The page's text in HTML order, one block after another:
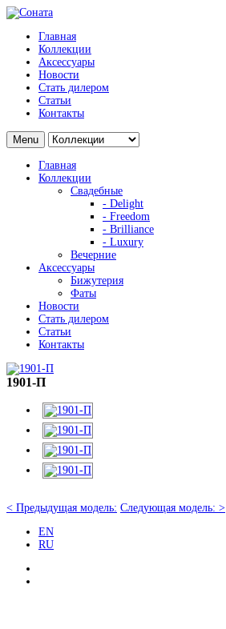
Главная
Коллекции
Аксессуары
Новости
Стать дилером
Статьи
Контакты
Menu
Главная
Коллекции
Свадебные
- Delight
- Freedom
- Brilliance
- Luxury
Вечерние
Аксессуары
Бижутерия
Фаты
Новости
Стать дилером
Статьи
Контакты
1901-П
< Предыдущая модель: Следующая модель: >
EN
RU